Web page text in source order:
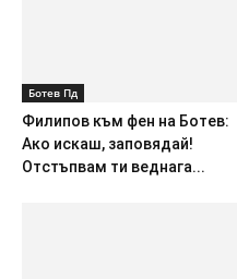
Ботев Пд
Филипов към фен на Ботев:
Ако искаш, заповядай!
Отстъпвам ти веднага...